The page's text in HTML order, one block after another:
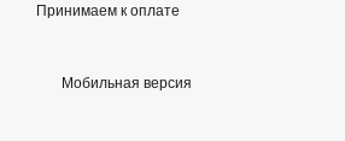
Принимаем к оплате
Мобильная версия